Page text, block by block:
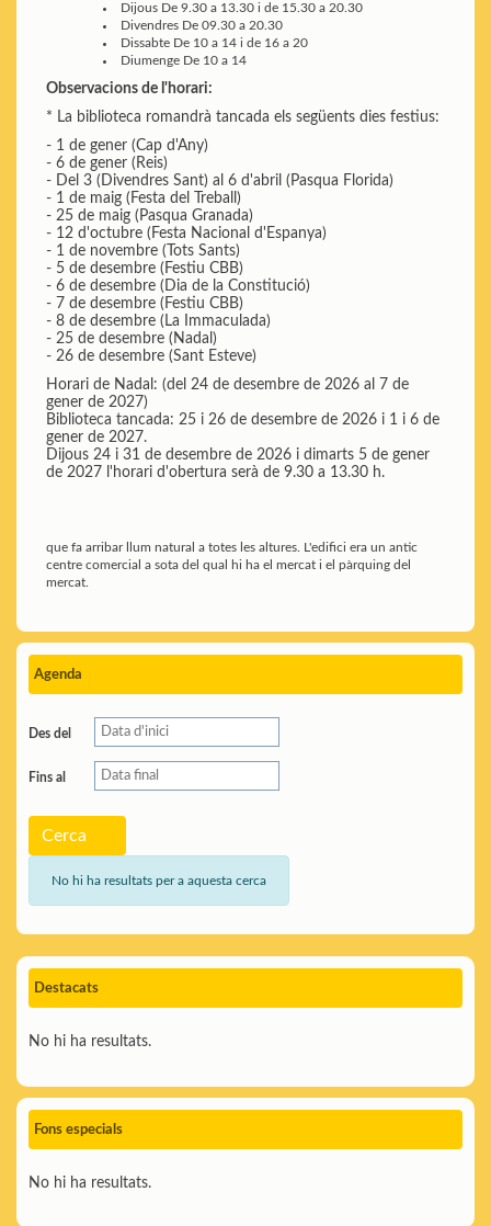
Dijous De 9.30 a 13.30 i de 15.30 a 20.30
Divendres De 09.30 a 20.30
Dissabte De 10 a 14 i de 16 a 20
Diumenge De 10 a 14
Observacions de l'horari:
* La biblioteca romandrà tancada els següents dies festius:
- 1 de gener (Cap d'Any)
- 6 de gener (Reis)
- Del 3 (Divendres Sant) al 6 d'abril (Pasqua Florida)
- 1 de maig (Festa del Treball)
- 25 de maig (Pasqua Granada)
- 12 d'octubre (Festa Nacional d'Espanya)
- 1 de novembre (Tots Sants)
- 5 de desembre (Festiu CBB)
- 6 de desembre (Dia de la Constitució)
- 7 de desembre (Festiu CBB)
- 8 de desembre (La Immaculada)
- 25 de desembre (Nadal)
- 26 de desembre (Sant Esteve)
Horari de Nadal: (del 24 de desembre de 2026 al 7 de
gener de 2027)
Biblioteca tancada: 25 i 26 de desembre de 2026 i 1 i 6 de
gener de 2027.
Dijous 24 i 31 de desembre de 2026 i dimarts 5 de gener
de 2027 l'horari d'obertura serà de 9.30 a 13.30 h.
que fa arribar llum natural a totes les altures. L'edifici era un antic
centre comercial a sota del qual hi ha el mercat i el pàrquing del
mercat.
Agenda
Des del
Fins al
Cerca
No hi ha resultats per a aquesta cerca
Destacats
No hi ha resultats.
Fons especials
No hi ha resultats.